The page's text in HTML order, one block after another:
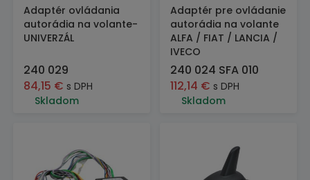
Adaptér ovládania
autorádia na volante-
UNIVERZÁL
240 029
84,15 € s DPH
Skladom
Adaptér pre ovládanie
autorádia na volante
ALFA / FIAT / LANCIA /
IVECO
240 024 SFA 010
112,14 € s DPH
Skladom